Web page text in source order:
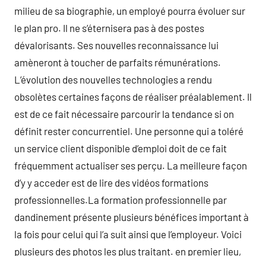
milieu de sa biographie, un employé pourra évoluer sur
le plan pro. Il ne s’éternisera pas à des postes
dévalorisants. Ses nouvelles reconnaissance lui
amèneront à toucher de parfaits rémunérations.
L’évolution des nouvelles technologies a rendu
obsolètes certaines façons de réaliser préalablement. Il
est de ce fait nécessaire parcourir la tendance si on
définit rester concurrentiel. Une personne qui a toléré
un service client disponible d’emploi doit de ce fait
fréquemment actualiser ses perçu. La meilleure façon
d’y y acceder est de lire des vidéos formations
professionnelles.La formation professionnelle par
dandinement présente plusieurs bénéfices important à
la fois pour celui qui l’a suit ainsi que l’employeur. Voici
plusieurs des photos les plus traitant. en premier lieu,